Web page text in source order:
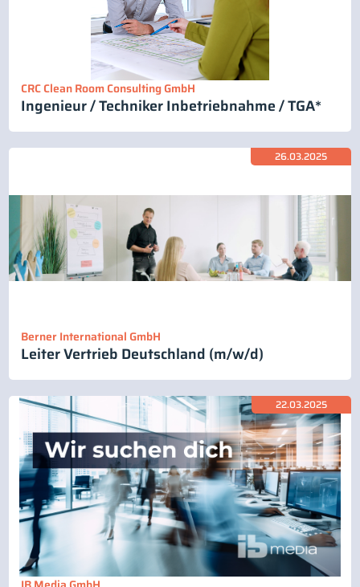
CRC Clean Room Consulting GmbH
Ingenieur / Techniker Inbetriebnahme / TGA*
26.03.2025
Berner International GmbH
Leiter Vertrieb Deutschland (m/w/d)
22.03.2025